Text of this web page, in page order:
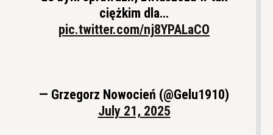
ciężkim dla…
pic.twitter.com/nj8YPALaCO
— Grzegorz Nowocień (@Gelu1910)
July 21, 2025